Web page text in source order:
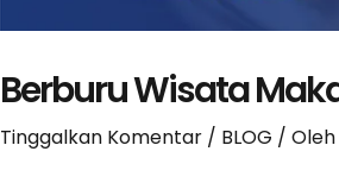
Berburu Wisata
Tinggalkan Komentar / BLOG / Oleh